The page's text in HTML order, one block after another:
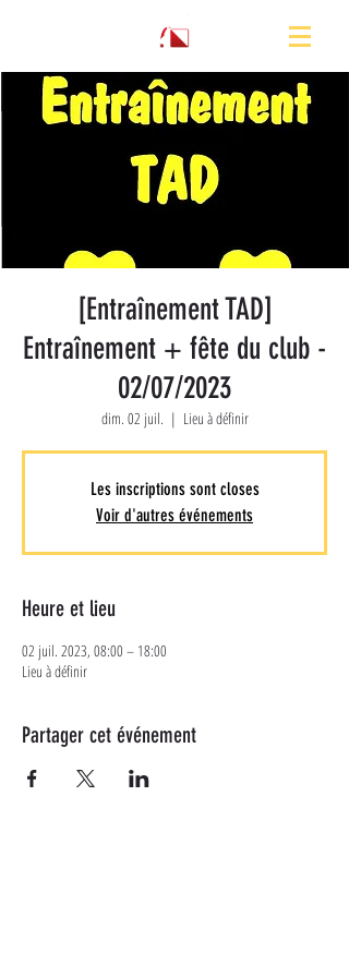
[Entraînement TAD]
Entraînement + fête du club -
02/07/2023
dim. 02 juil.
  |
Lieu à définir
Les inscriptions sont closes
Voir d'autres événements
Heure et lieu
02 juil. 2023, 08:00 – 18:00
Lieu à définir
Partager cet événement